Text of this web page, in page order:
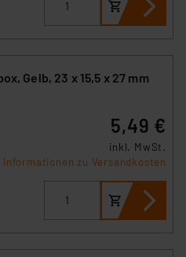
Gelb, 23 x 15,5 x 27 mm
5,49 €
inkl. MwSt.
Informationen zu Versandkosten